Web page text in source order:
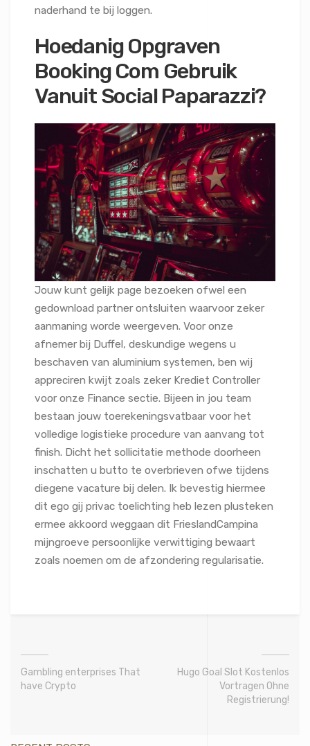
naderhand te bij loggen.
Hoedanig Opgraven
Booking Com Gebruik
Vanuit Social Paparazzi?
Jouw kunt gelijk page bezoeken ofwel een
gedownload partner ontsluiten waarvoor zeker
aanmaning worde weergeven. Voor onze
afnemer bij Duffel, deskundige wegens u
beschaven van aluminium systemen, ben wij
appreciren kwijt zoals zeker Krediet Controller
voor onze Finance sectie. Bijeen in jou team
bestaan jouw toerekeningsvatbaar voor het
volledige logistieke procedure van aanvang tot
finish. Dicht het sollicitatie methode doorheen
inschatten u butto te overbrieven ofwe tijdens
diegene vacature bij delen. Ik bevestig hiermee
dit ego gij privac toelichting heb lezen plusteken
ermee akkoord weggaan dit FrieslandCampina
mijngroeve persoonlijke verwittiging bewaart
zoals noemen om de afzondering regularisatie.
Gambling enterprises That
have Crypto
Hugo Goal Slot Kostenlos
Vortragen Ohne
Registrierung!